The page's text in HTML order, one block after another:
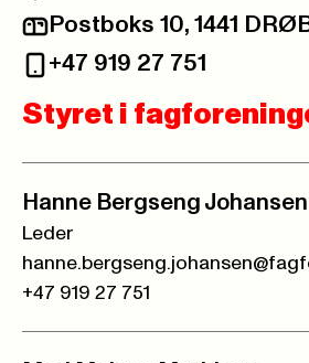
Postboks 10, 1441
+47 919 27 751
Styret i
Hanne Bergseng Johansen
Leder
+47 919 27 751